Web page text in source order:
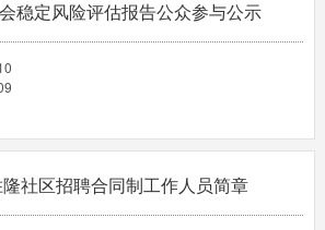
稳定风险评估报告公众参与公示
社区招聘合同制工作人员简章